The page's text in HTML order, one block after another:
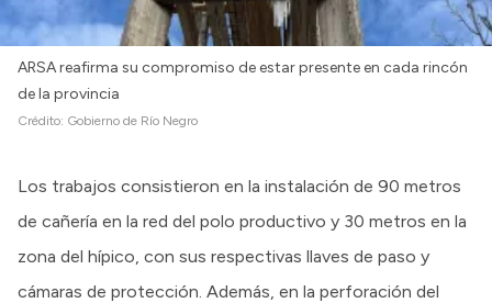
ARSA reafirma su compromiso de estar presente en cada rincón
de la provincia
Crédito: Gobierno de Río Negro
Los trabajos consistieron en la instalación de 90 metros
de cañería en la red del polo productivo y 30 metros en la
zona del hípico, con sus respectivas llaves de paso y
cámaras de protección. Además, en la perforación del